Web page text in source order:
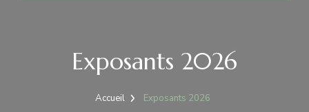
Exposants 2026
Accueil Exposants 2026